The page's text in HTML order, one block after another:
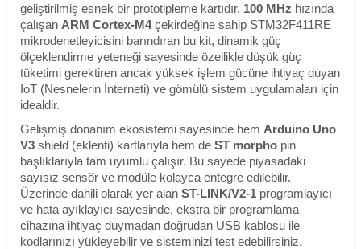
geliştirilmiş esnek bir prototipleme kartıdır. 100 MHz hızında
çalışan ARM Cortex-M4çekirdeğine sahip STM32F411RE
mikrodenetleyicisini barındıran bu kit, dinamik güç
ölçeklendirme yeteneği sayesinde özellikle düşük güç
tüketimi gerektiren ancak yüksek işlem gücüne ihtiyaç duyan
IoT (Nesnelerin İnterneti) ve gömülü sistem uygulamaları için
idealdir.
Gelişmiş donanım ekosistemi sayesinde hem Arduino Uno
V3 shield (eklenti) kartlarıyla hem de ST morpho pin
başlıklarıyla tam uyumlu çalışır. Bu sayede piyasadaki
sayısız sensör ve modüle kolayca entegre edilebilir.
Üzerinde dahili olarak yer alan ST-LINK/V2-1 programlayıcı
ve hata ayıklayıcı sayesinde, ekstra bir programlama
cihazına ihtiyaç duymadan doğrudan USB kablosu ile
kodlarınızı yükleyebilir ve sisteminizi test edebilirsiniz.